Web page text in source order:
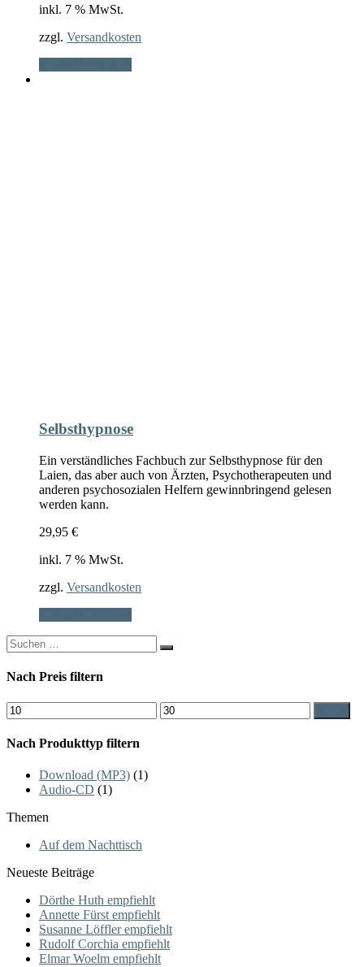
inkl. 7 % MwSt.
zzgl. Versandkosten
Selbsthypnose
Ein verständliches Fachbuch zur Selbsthypnose für den
Laien, das aber auch von Ärzten, Psychotherapeuten und
anderen psychosozialen Helfern gewinnbringend gelesen
werden kann.
29,95 €
inkl. 7 % MwSt.
zzgl. Versandkosten
Search
for:
Nach Preis filtern
Min.
Preis
Max.
Preis
Nach Produkttyp filtern
Download (MP3) (1)
Audio-CD (1)
Themen
Auf dem Nachttisch
Neueste Beiträge
Dörthe Huth empfiehlt
Annette Fürst empfiehlt
Susanne Löffler empfiehlt
Rudolf Corchia empfiehlt
Elmar Woelm empfiehlt